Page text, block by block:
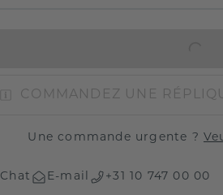
COMMANDEZ UNE
Une commande urgente ?
Chat E-mail +31 10 747 00 00